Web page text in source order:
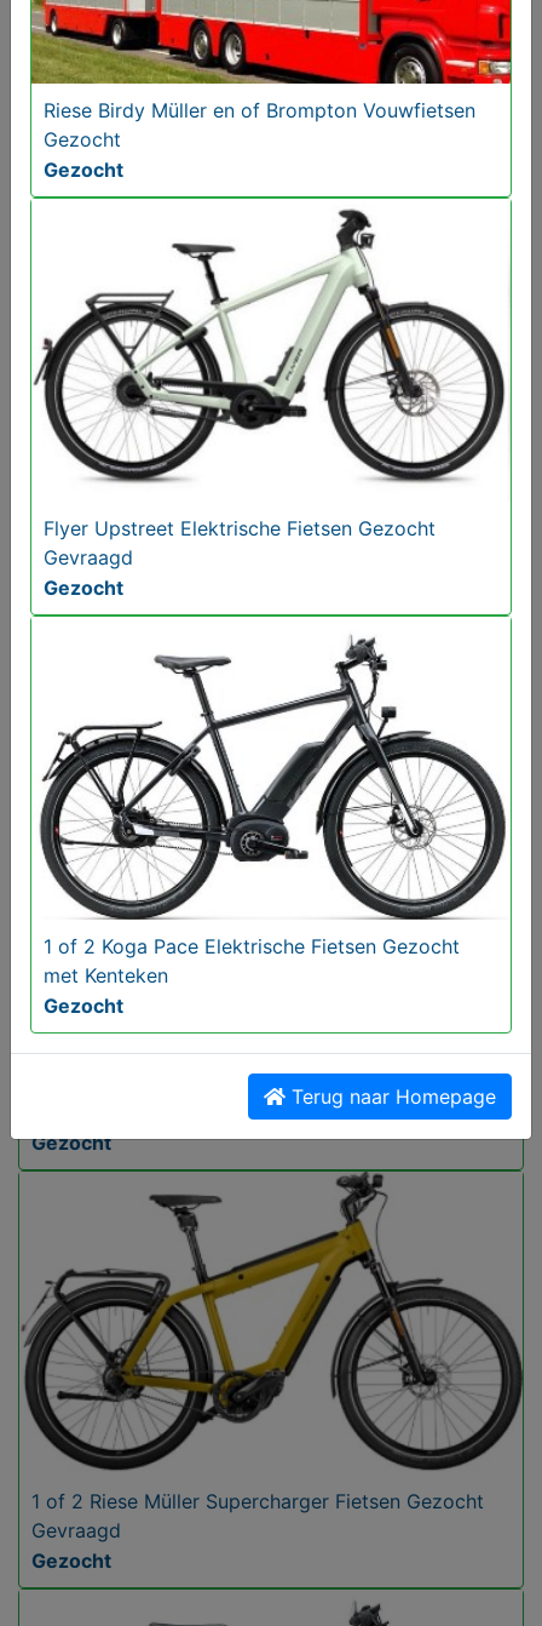
Fiets kleding diverse
€ 5,00
Zundapp 517 Goudhaantje Opknappers Gezocht
Gezocht
Flyer Upstreet Elektrische Fietsen Gezocht
Gezocht
1 of 2 Riese Müller Supercharger Fietsen Gezocht
Gevraagd
Gezocht
Riese Birdy Müller en of Brompton Vouwfietsen
Gezocht
Gezocht
Flyer Upstreet Elektrische Fietsen Gezocht
Gevraagd
Gezocht
1 of 2 Koga Pace Elektrische Fietsen Gezocht
met Kenteken
Gezocht
Terug naar Homepage